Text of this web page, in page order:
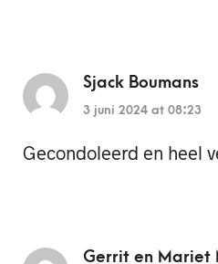
Sjack Boumans
3 juni 2024 at 08:23
Gecondoleerd en heel
Gerrit en Mariet